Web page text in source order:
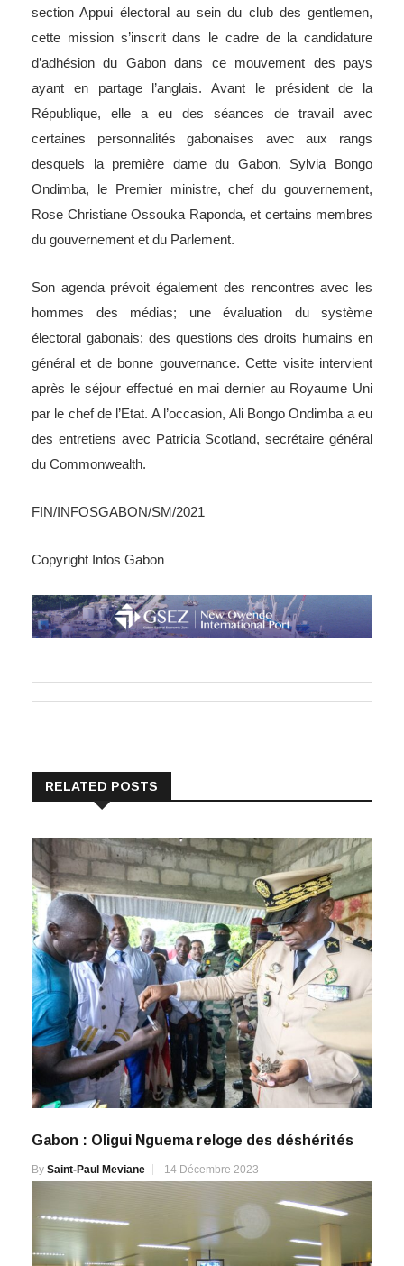
section Appui électoral au sein du club des gentlemen,
cette mission s’inscrit dans le cadre de la candidature
d’adhésion du Gabon dans ce mouvement des pays
ayant en partage l’anglais. Avant le président de la
République, elle a eu des séances de travail avec
certaines personnalités gabonaises avec aux rangs
desquels la première dame du Gabon, Sylvia Bongo
Ondimba, le Premier ministre, chef du gouvernement,
Rose Christiane Ossouka Raponda, et certains membres
du gouvernement et du Parlement.
Son agenda prévoit également des rencontres avec les
hommes des médias; une évaluation du système
électoral gabonais; des questions des droits humains en
général et de bonne gouvernance. Cette visite intervient
après le séjour effectué en mai dernier au Royaume Uni
par le chef de l’Etat. A l’occasion, Ali Bongo Ondimba a eu
des entretiens avec Patricia Scotland, secrétaire général
du Commonwealth.
FIN/INFOSGABON/SM/2021
Copyright Infos Gabon
RELATED POSTS
Gabon : Oligui Nguema reloge des déshérités
By Saint-Paul Meviane 14 Décembre 2023